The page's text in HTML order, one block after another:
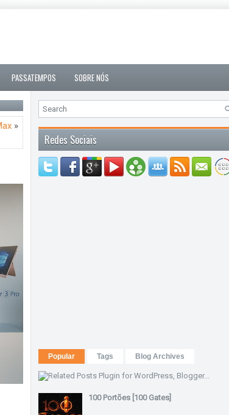
PASSATEMPOS SOBRE NÓS
»
Redes Sociais
Popular Tags Blog Archives
100 Portões [100 Gates]